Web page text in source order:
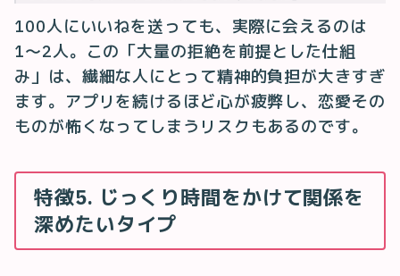
100人にいいねを送っても、実際に会えるのは
1〜2人。この「大量の拒絶を前提とした仕組
み」は、繊細な人にとって精神的負担が大きすぎ
ます。アプリを続けるほど心が疲弊し、恋愛その
ものが怖くなってしまうリスクもあるのです。
特徴5. じっくり時間をかけて関係を
深めたいタイプ